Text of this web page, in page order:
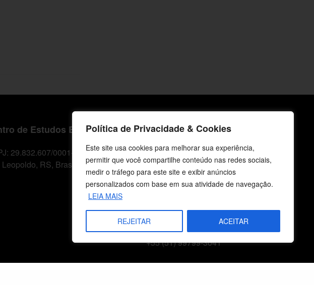
Política de Privacidade & Cookies
Este site usa cookies para melhorar sua experiência,
permitir que você compartilhe conteúdo nas redes sociais,
medir o tráfego para este site e exibir anúncios
personalizados com base em sua atividade de navegação.
LEIA MAIS
REJEITAR ACEITAR
de Estudos Bíblicos
29.832.607/0001-10
RS, Brasil
Fale Conosco
E-mails
vendas@cebi.org.br
comunicacao@cebi.org.br
+55 (51) 99734-4518
WhatsApp / Comunicação
+55 (51) 99799-3041